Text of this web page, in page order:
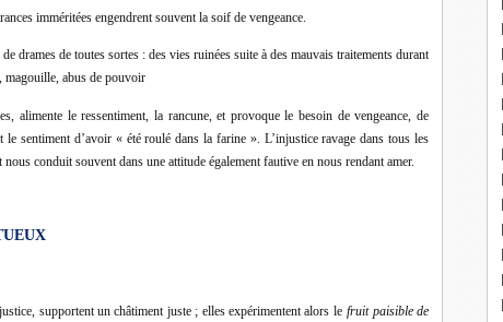
imméritées engendrent souvent la soif de vengeance.
drames de toutes sortes : des vies ruinées suite à des mauvais traitements durant
magouille, abus de pouvoir
alimente le ressentiment, la rancune, et provoque le besoin de vengeance, de
sentiment d’avoir « été roulé dans la farine ». L’injustice ravage dans tous les
conduit souvent dans une attitude également fautive en nous rendant amer.
supportent un châtiment juste ; elles expérimentent alors le fruit paisible de